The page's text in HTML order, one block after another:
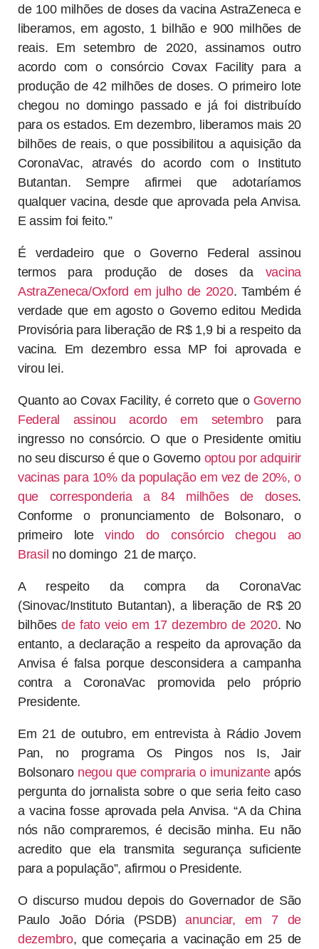
de 100 milhões de doses da vacina AstraZeneca e
liberamos, em agosto, 1 bilhão e 900 milhões de
reais. Em setembro de 2020, assinamos outro
acordo com o consórcio Covax Facility para a
produção de 42 milhões de doses. O primeiro lote
chegou no domingo passado e já foi distribuído
para os estados. Em dezembro, liberamos mais 20
bilhões de reais, o que possibilitou a aquisição da
CoronaVac, através do acordo com o Instituto
Butantan. Sempre afirmei que adotaríamos
qualquer vacina, desde que aprovada pela Anvisa.
E assim foi feito.”
É verdadeiro que o Governo Federal assinou
termos para produção de doses da vacina
AstraZeneca/Oxford em julho de 2020. Também é
verdade que em agosto o Governo editou Medida
Provisória para liberação de R$ 1,9 bi a respeito da
vacina. Em dezembro essa MP foi aprovada e
virou lei.
Quanto ao Covax Facility, é correto que o Governo
Federal assinou acordo em setembropara
ingresso no consórcio. O que o Presidente omitiu
no seu discurso é que o Governo optou por adquirir
vacinas para 10% da população em vez de 20%, o
que corresponderia a 84 milhões de doses.
Conforme o pronunciamento de Bolsonaro, o
primeiro lotevindo do consórcio chegou ao
Brasil no domingo 21 de março.
A respeito da compra da CoronaVac
(Sinovac/Instituto Butantan), a liberação de R$ 20
bilhõesde fato veio em 17 dezembro de 2020. No
entanto, a declaração a respeito da aprovação da
Anvisa é falsa porque desconsidera a campanha
contra a CoronaVac promovida pelo próprio
Presidente.
Em 21 de outubro, em entrevista à Rádio Jovem
Pan, no programa Os Pingos nos Is, Jair
Bolsonaro negou que compraria o imunizanteapós
pergunta do jornalista sobre o que seria feito caso
a vacina fosse aprovada pela Anvisa. “A da China
nós não compraremos, é decisão minha. Eu não
acredito que ela transmita segurança suficiente
para a população”, afirmou o Presidente.
O discurso mudou depois do Governador de São
Paulo João Dória (PSDB)anunciar, em 7 de
dezembro, que começaria a vacinação em 25 de